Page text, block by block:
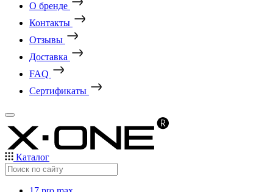
О бренде
Контакты
Отзывы
Доставка
FAQ
Сертификаты
Каталог